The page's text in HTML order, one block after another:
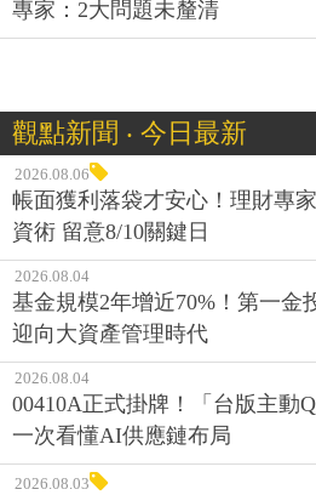
專家：2大問題未釐清
觀點新聞 ‧ 今日最新
2026.08.06
帳面獲利落袋才安心！理財專
資術 留意8/10關鍵日
2026.08.04
基金規模2年增近70%！第一金
迎向大資產管理時代
2026.08.04
00410A正式掛牌！「台版主動
一次看懂AI供應鏈布局
2026.08.03